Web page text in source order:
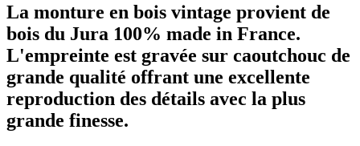
La monture en bois vintage provient de
bois du Jura 100% made in France.
L'empreinte est gravée sur caoutchouc de
grande qualité offrant une excellente
reproduction des détails avec la plus
grande finesse.